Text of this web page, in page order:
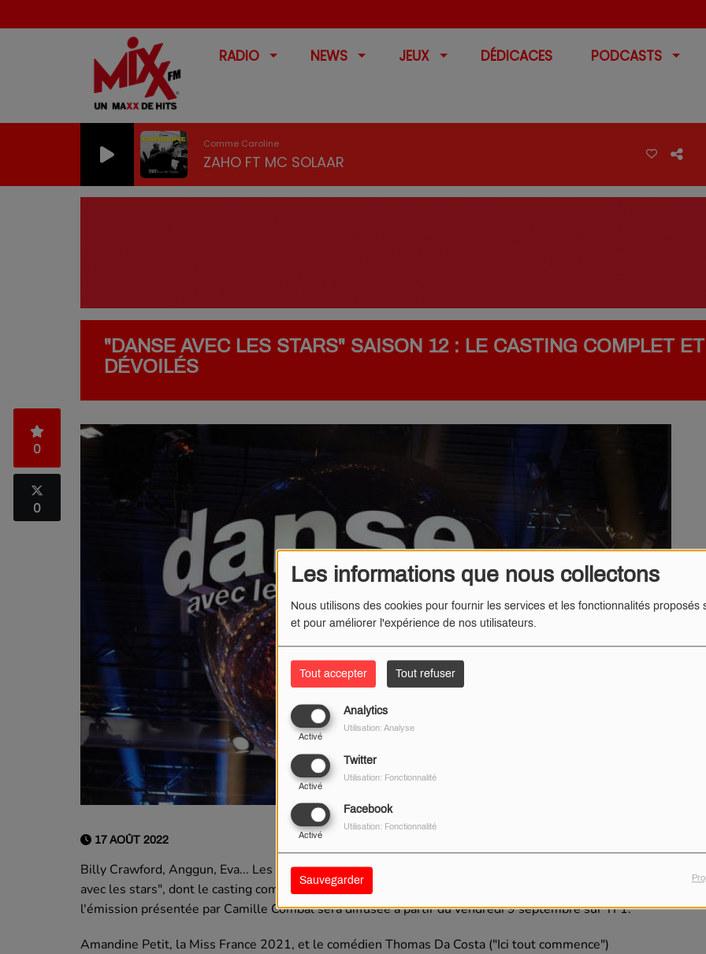
Les informations que nous collectons
Nous utilisons des cookies pour fournir les services et les fonctionnalités proposés
et pour améliorer l'expérience de nos utilisateurs.
Tout accepter Tout refuser
Analytics
Activé
Utilisation: Analyse
Twitter
Activé
Utilisation: Fonctionnalité
Facebook
Activé
Utilisation: Fonctionnalité
Sauvegarder
RADIO NEWS JEUX DÉDICACES PODCASTS
Comme Caroline
ZAHO FT MC SOLAAR
"DANSE AVEC LES STARS" SAISON 12 : LE CASTING COMPLET
DÉVOILÉS
0
0
17 AOÛT 2022
Billy Crawford, Anggun, Eva... Les stars de la chanson espèrent briller dans la compétition de "Danse
avec les stars", dont le casting complet est désormais connu. Bonne nouvelle : la saison 12 de
l'émission présentée par Camille Combal sera diffusée à partir du vendredi 9 septembre sur TF1.
Amandine Petit, la Miss France 2021, et le comédien Thomas Da Costa ("Ici tout commence")